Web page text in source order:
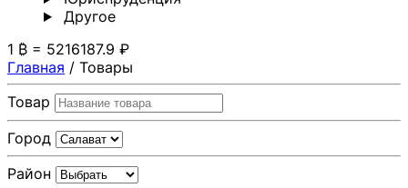
Другoе
1 ₿ = 5216187.9 ₽
Главная / Товары
Товар
Город
Район